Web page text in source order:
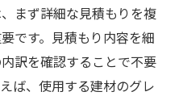
まず詳細な見積もりを複
です。見積もり内容を細
訳を確認することで不要
ば、使用する建材のグレ